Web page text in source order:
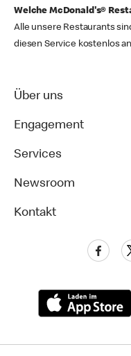
Welche McDonald's®
Alle unsere Restaurants
diesen Service kostenlos
Über uns
Engagement
Services
Newsroom
Kontakt